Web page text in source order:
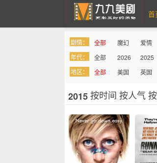
九九美剧
首
剧情： 全部 魔幻 爱情
罪案 综艺 奇幻
年代： 全部 2026 2025
地区：
全部 美国 英国
2015按时间 按人气